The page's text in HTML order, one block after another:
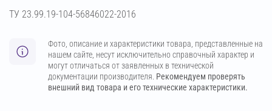
ТУ 23.99.19-104-56846022-2016
Фото, описание и характеристики товара, представленные на
нашем сайте, несут исключительно справочный характер и
могут отличаться от заявленных в технической
документации производителя. Рекомендуем проверять
внешний вид товара и его технические характеристики.